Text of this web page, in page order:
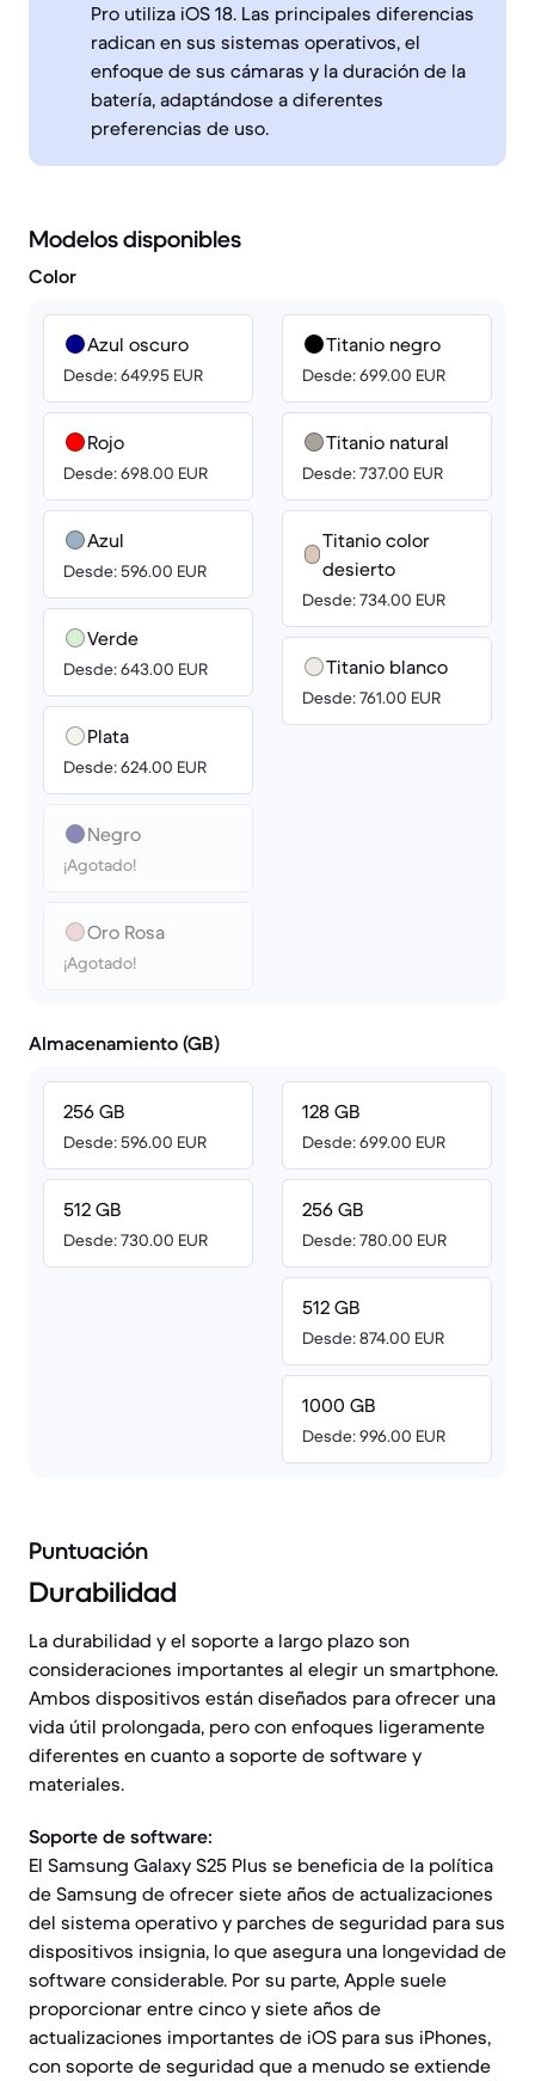
Pro utiliza iOS 18. Las principales diferencias
radican en sus sistemas operativos, el
enfoque de sus cámaras y la duración de la
batería, adaptándose a diferentes
preferencias de uso.
Modelos disponibles
Color
Azul oscuro
Desde: 649.95 EUR
Rojo
Desde: 698.00 EUR
Azul
Desde: 596.00 EUR
Verde
Desde: 643.00 EUR
Plata
Desde: 624.00 EUR
Negro
¡Agotado!
Oro Rosa
¡Agotado!
Titanio negro
Desde: 699.00 EUR
Titanio natural
Desde: 737.00 EUR
Titanio color
desierto
Desde: 734.00 EUR
Titanio blanco
Desde: 761.00 EUR
Almacenamiento (GB)
256 GB
Desde: 596.00 EUR
512 GB
Desde: 730.00 EUR
128 GB
Desde: 699.00 EUR
256 GB
Desde: 780.00 EUR
512 GB
Desde: 874.00 EUR
1000 GB
Desde: 996.00 EUR
Puntuación
Durabilidad
La durabilidad y el soporte a largo plazo son
consideraciones importantes al elegir un smartphone.
Ambos dispositivos están diseñados para ofrecer una
vida útil prolongada, pero con enfoques ligeramente
diferentes en cuanto a soporte de software y
materiales.
Soporte de software:
El Samsung Galaxy S25 Plus se beneficia de la política
de Samsung de ofrecer siete años de actualizaciones
del sistema operativo y parches de seguridad para sus
dispositivos insignia, lo que asegura una longevidad de
software considerable. Por su parte, Apple suele
proporcionar entre cinco y siete años de
actualizaciones importantes de iOS para sus iPhones,
con soporte de seguridad que a menudo se extiende